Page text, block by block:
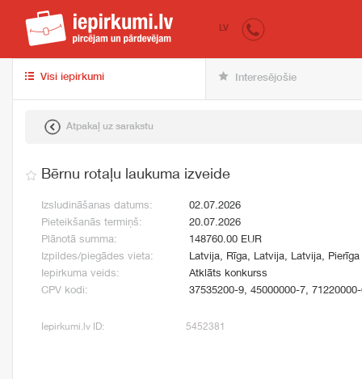
iepirkumi.lv
LV
Visi iepirkumi Interesējošie
Atpakaļ uz sarakstu
Bērnu rotaļu laukuma izveide
Izsludināšanas datums:
02.07.2026
Pieteikšanās termiņš:
20.07.2026
Plānotā summa:
148760.00 EUR
Izpildes/piegādes vieta:
Latvija, Rīga, Latvija, Latvija, Pierīga
Iepirkuma veids:
Atklāts konkurss
CPV kodi:
37535200-9, 45000000-7,
Iepirkumi.lv ID: 5452381